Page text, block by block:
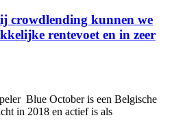
crowdlending kunnen we
rentevoet en in zeer
Blue October is een Belgische
in 2018 en actief is als